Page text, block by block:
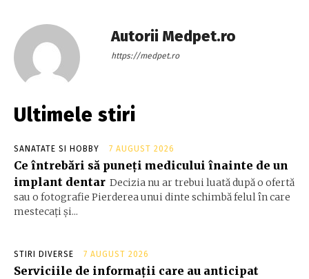
Autorii Medpet.ro
https://medpet.ro
Ultimele stiri
SANATATE SI HOBBY 7 AUGUST 2026
Ce întrebări să puneți medicului înainte de un
implant dentar Decizia nu ar trebui luată după o ofertă
sau o fotografie Pierderea unui dinte schimbă felul în care
mestecați și...
STIRI DIVERSE 7 AUGUST 2026
Serviciile de informații care au anticipat